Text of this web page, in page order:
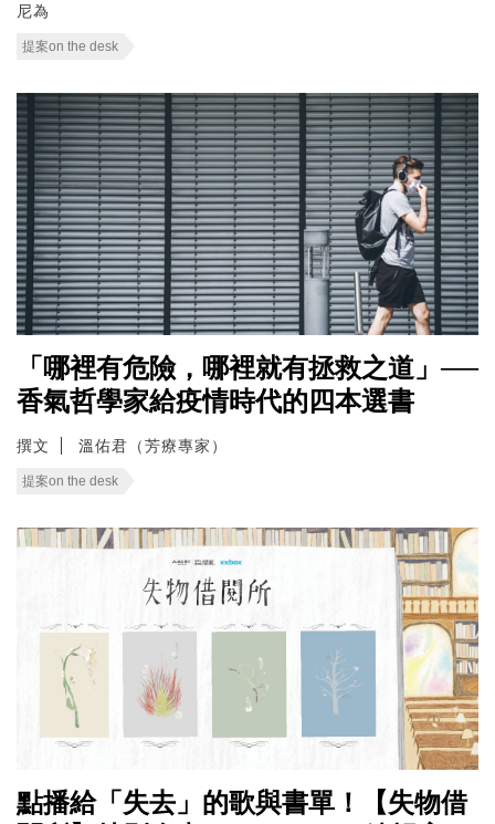
尼為
提案on the desk
「哪裡有危險，哪裡就有拯救之道」──
香氣哲學家給疫情時代的四本選書
撰文 溫佑君（芳療專家）
提案on the desk
點播給「失去」的歌與書單！【失物借